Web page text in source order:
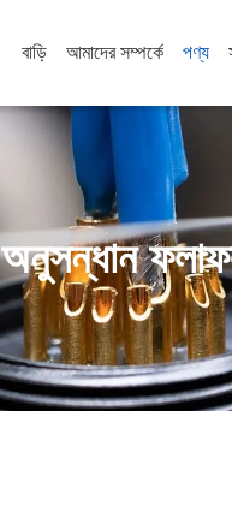
বাড়ি আমাদের সম্পর্কে পণ্য
অনুসন্ধান